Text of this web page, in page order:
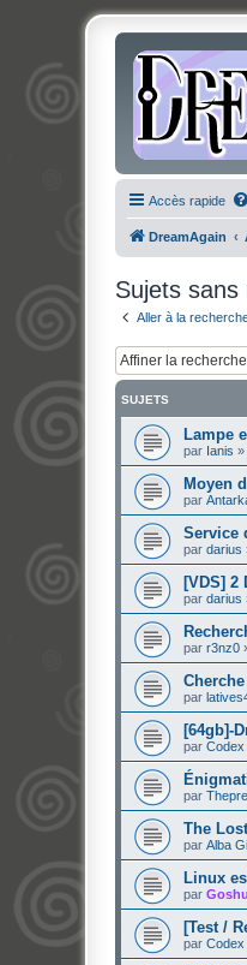
Accès rapide
DreamAgain
Sujets sans
Aller à la
SUJETS
Lampe
par Ianis »
Moyen
par
Service
par darius
[VDS] 2
par darius
par r3nz0
par
[64gb]-
par Codex
par
The
par Alba
Linux
par Goshu
[Test /
par Codex